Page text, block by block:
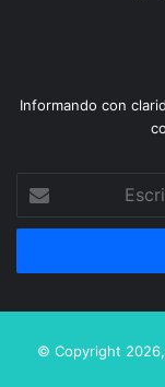
Informando con
tu
correo
© Copyright 2026,